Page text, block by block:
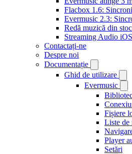
Flacbox 1.6:
Evermusic 2.3:
Redă muzică din
Streaming Audio
Contactați-ne
Despre noi
Documentație
Ghid de utilizare
Evermusic
Fișiere
Liste de
Player
Setări